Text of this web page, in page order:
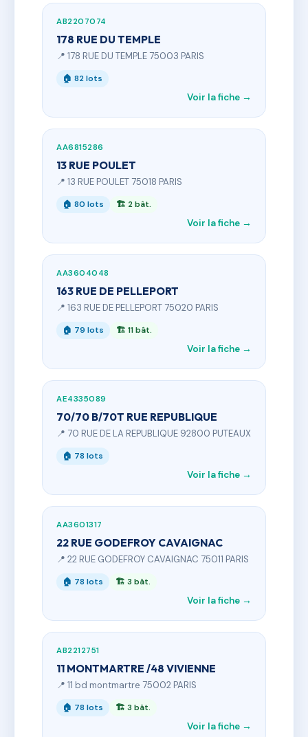
AB2207074
178 RUE DU TEMPLE
📍 178 RUE DU TEMPLE 75003 PARIS
🏠 82 lots
Voir la fiche →
AA6815286
13 RUE POULET
📍 13 RUE POULET 75018 PARIS
🏠 80 lots 🏗 2 bât.
Voir la fiche →
AA3604048
163 RUE DE PELLEPORT
📍 163 RUE DE PELLEPORT 75020 PARIS
🏠 79 lots 🏗 11 bât.
Voir la fiche →
AE4335089
70/70 B/70T RUE REPUBLIQUE
📍 70 RUE DE LA REPUBLIQUE 92800 PUTEAUX
🏠 78 lots
Voir la fiche →
AA3601317
22 RUE GODEFROY CAVAIGNAC
📍 22 RUE GODEFROY CAVAIGNAC 75011 PARIS
🏠 78 lots 🏗 3 bât.
Voir la fiche →
AB2212751
11 MONTMARTRE /48 VIVIENNE
📍 11 bd montmartre 75002 PARIS
🏠 78 lots 🏗 3 bât.
Voir la fiche →